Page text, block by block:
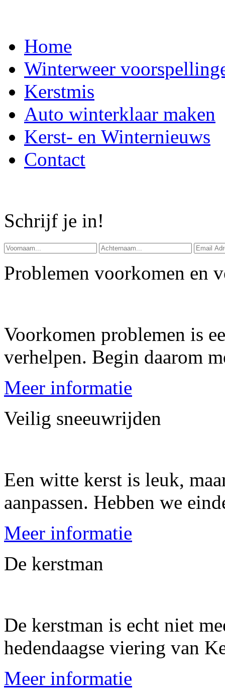
Home
Winterweer
Kerstmis
Auto winterklaar maken
Kerst- en Winternieuws
Contact
Schrijf je in!
Problemen voorkomen en
Voorkomen problemen is
verhelpen. Begin daarom
Meer informatie
Veilig sneeuwrijden
Een witte kerst is leuk,
aanpassen. Hebben we
Meer informatie
De kerstman
De kerstman is echt niet
hedendaagse viering van
Meer informatie